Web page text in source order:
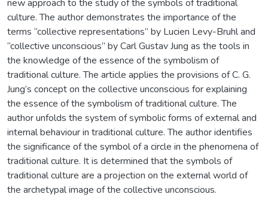
new approach to the study of the symbols of traditional
culture. The author demonstrates the importance of the
terms “collective representations” by Lucien Levy-Bruhl and
“collective unconscious” by Carl Gustav Jung as the tools in
the knowledge of the essence of the symbolism of
traditional culture. The article applies the provisions of C. G.
Jung’s concept on the collective unconscious for explaining
the essence of the symbolism of traditional culture. The
author unfolds the system of symbolic forms of external and
internal behaviour in traditional culture. The author identifies
the significance of the symbol of a circle in the phenomena of
traditional culture. It is determined that the symbols of
traditional culture are a projection on the external world of
the archetypal image of the collective unconscious.